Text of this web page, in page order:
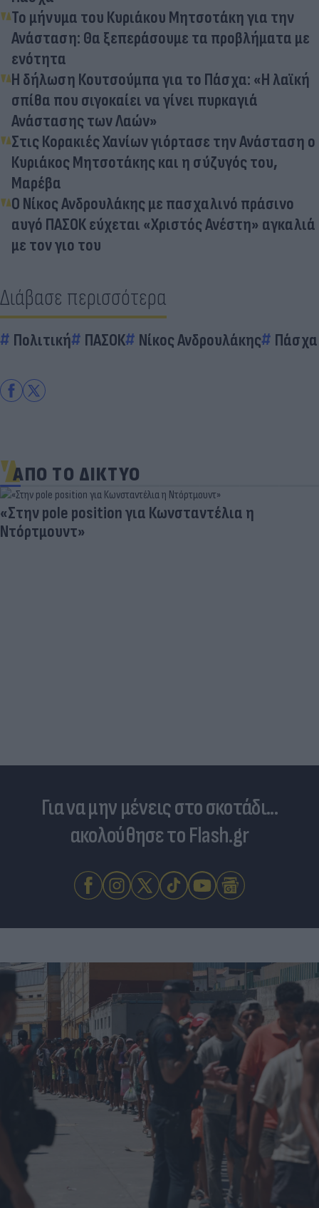
Το μήνυμα του Κυριάκου Μητσοτάκη για την
Ανάσταση: Θα ξεπεράσουμε τα προβλήματα με
ενότητα
Η δήλωση Κουτσούμπα για το Πάσχα: «Η λαϊκή
σπίθα που σιγοκαίει να γίνει πυρκαγιά
Ανάστασης των Λαών»
Στις Κορακιές Χανίων γιόρτασε την Ανάσταση ο
Κυριάκος Μητσοτάκης και η σύζυγός του,
Μαρέβα
Ο Νίκος Ανδρουλάκης με πασχαλινό πράσινο
αυγό ΠΑΣΟΚ εύχεται «Χριστός Ανέστη» αγκαλιά
με τον γιο του
Διάβασε περισσότερα
Πολιτική ΠΑΣΟΚ Νίκος Ανδρουλάκης Πάσχα
ΑΠΟ ΤΟ ΔΙΚΤΥΟ
«Στην pole position για Κωνσταντέλια η
Ντόρτμουντ»
Για να μην μένεις στο σκοτάδι...
ακολούθησε το Flash.gr